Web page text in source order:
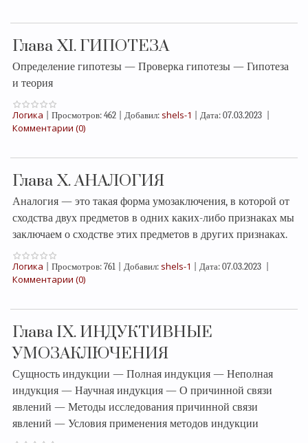
Глава XI. ГИПОТЕЗА
Определение гипотезы — Проверка гипотезы — Гипотеза
и теория
Логика Просмотров: 462 Добавил: shels-1 Дата: 07.03.2023
Комментарии (0)
Глава X. АНАЛОГИЯ
Аналогия — это такая форма умозаключения, в которой от
сходства двух предметов в одних каких-либо признаках мы
заключаем о сходстве этих предметов в других признаках.
Логика Просмотров: 761 Добавил: shels-1 Дата: 07.03.2023
Комментарии (0)
Глава IX. ИНДУКТИВНЫЕ
УМОЗАКЛЮЧЕНИЯ
Сущность индукции — Полная индукция — Неполная
индукция — Научная индукция — О причинной связи
явлений — Методы исследования причинной связи
явлений — Условия применения методов индукции